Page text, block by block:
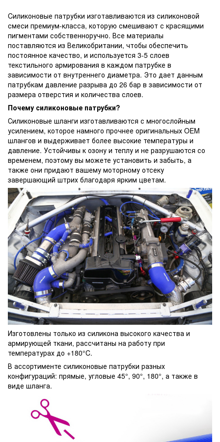
Cиликоновые патрубки изготавливаются из силиконовой
смеси премиум-класса, которую смешивают с красящими
пигментами собственноручно. Все материалы
поставляются из Великобритании, чтобы обеспечить
постоянное качество, и используется 3-5 слоев
текстильного армирования в каждом патрубке в
зависимости от внутреннего диаметра. Это дает данным
патрубкам давление разрыва до 26 бар в зависимости от
размера отверстия и количества слоев.
Почему силиконовые патрубки?
Силиконовые шланги изготавливаются с многослойным
усилением, которое намного прочнее оригинальных OEM
шлангов и выдерживает более высокие температуры и
давление. Устойчивы к озону и теплу и не разрушаются со
временем, поэтому вы можете установить и забыть, а
также они придают вашему моторному отсеку
завершающий штрих благодаря ярким цветам.
Изготовлены только из силикона высокого качества и
армирующей ткани, рассчитаны на работу при
температурах до +180°C.
В ассортименте силиконовые патрубки разных
конфигураций: прямые, угловые 45°, 90°, 180°, а также в
виде шланга.